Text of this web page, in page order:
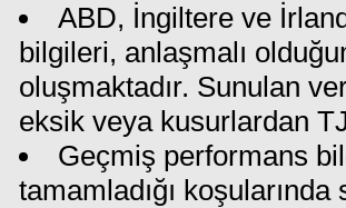
ABD, İngiltere ve
bilgileri, anlaşmalı
oluşmaktadır. Sunulan
eksik veya kusurlardan
Geçmiş performans
tamamladığı koşularında